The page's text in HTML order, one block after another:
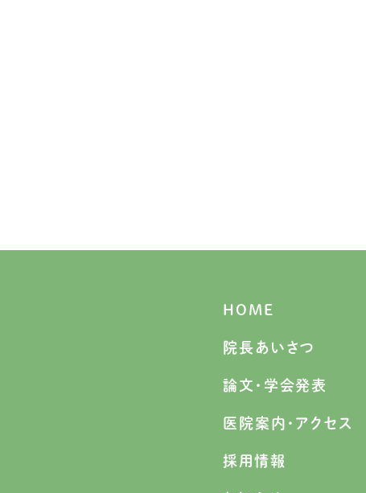
HOME
院長あいさつ
論文・学会発表
医院案内・アクセス
採用情報